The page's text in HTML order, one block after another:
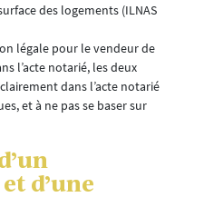
des logements (ILNAS
légale pour le vendeur de
l’acte notarié, les deux
dans l’acte notarié
et à ne pas se baser sur
d’une